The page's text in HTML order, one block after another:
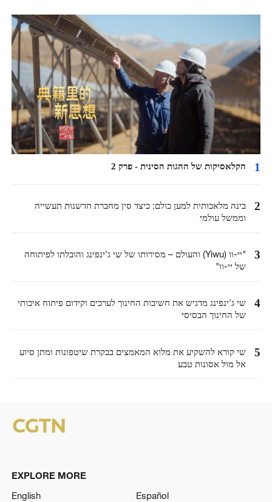
1 הקלאסיקות של ההגות הסינית - פרק 2
2
בינה מלאכותית למען כולם: כיצד סין מחברת חדשנות תעשייה
וממשל עולמי
3
"יי-וו (Yiwu) והעולם – מסירותו של שי ג'ינפינג והובלתו לפיתוחה
של יי-וו"
4
שי ג'ינפינג מדגיש את חשיבות החינוך לערכים וקידום פיתוח איכותי
של החינוך הבסיסי
5
שי קורא להשקיע את מלוא המאמצים בבקרת שיטפונות ומתן סיוע
אל מול אסונות טבע
EXPLORE MORE
English
Español